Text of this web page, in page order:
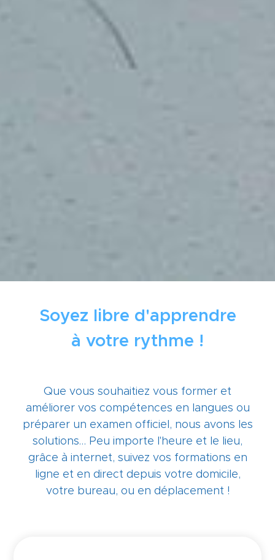
Soyez libre d'apprendre
à votre rythme !
Que vous souhaitiez vous former et
améliorer vos compétences en langues ou
préparer un examen officiel, nous avons les
solutions… Peu importe l'heure et le lieu,
grâce à internet, suivez vos formations en
ligne et en direct depuis votre domicile,
votre bureau, ou en déplacement !